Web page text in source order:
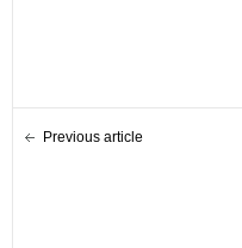
Previous article